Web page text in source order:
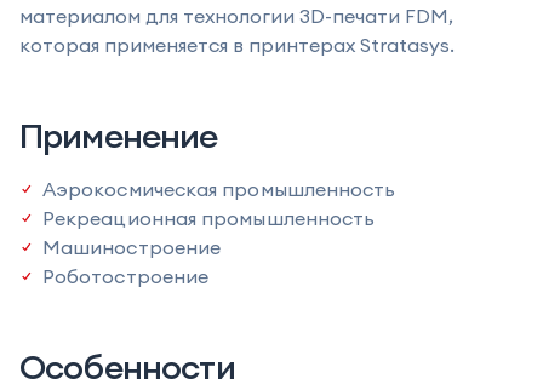
материалом для технологии 3D-печати FDM,
которая применяется в принтерах Stratasys.
Применение
Аэрокосмическая промышленность
Рекреационная промышленность
Машиностроение
Роботостроение
Особенности